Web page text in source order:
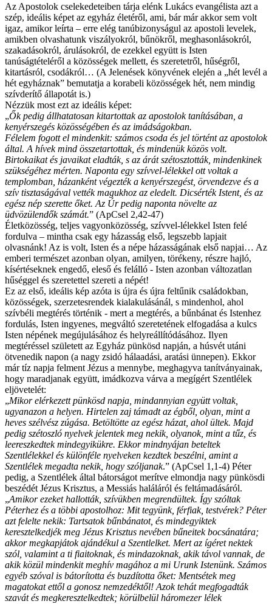
Az Apostolok cselekedeteiben tárja elénk Lukács evangélista azt a
szép, ideális képet az egyház életéről, ami, bár már akkor sem volt
igaz, amikor leírta – erre elég tanúbizonyságul az apostoli levelek,
amikben olvashatunk viszályokról, bűnökről, meghasonlásokról,
szakadásokról, árulásokról, de ezekkel együtt is Isten
tanúságtételéről a közösségek mellett, és szeretetről, hűségről,
kitartásról, csodákról… (A Jelenések könyvének elején a „hét levél a
hét egyháznak” bemutatja a korabeli közösségek hét, nem mindig
szívderítő állapotát is.)
Nézzük most ezt az ideális képet:
„Ők pedig állhatatosan kitartottak az apostolok tanításában, a
kenyérszegés közösségében és az imádságokban.
Félelem fogott el mindenkit: számos csoda és jel történt az apostolok
által. A hívek mind összetartottak, és mindenük közös volt.
Birtokaikat és javaikat eladták, s az árát szétosztották, mindenkinek
szükségéhez mérten. Naponta egy szívvel-lélekkel ott voltak a
templomban, házanként végezték a kenyérszegést, örvendezve és a
szív tisztaságával vették magukhoz az eledelt. Dicsérték Istent, és az
egész nép szerette őket. Az Úr pedig naponta növelte az
üdvözülendők számát.” (ApCsel 2,42-47)
Életközösség, teljes vagyonközösség, szívvel-lélekkel Isten felé
fordulva – mintha csak egy házasság első, legszebb lapjait
olvasnánk! Az is volt, Isten és a népe házasságának első napjai… Az
emberi természet azonban olyan, amilyen, törékeny, részre hajló,
kísértéseknek engedő, eleső és felálló - Isten azonban változatlan
hűséggel és szeretettel szereti a népét!
Ez az első, ideális kép azóta is újra és újra feltűnik családokban,
közösségek, szerzetesrendek kialakulásánál, s mindenhol, ahol
szívbéli megtérés történik - mert a megtérés, a bűnbánat és Istenhez
fordulás, Isten ingyenes, megváltó szeretetének elfogadása a kulcs
Isten népének megújulásához és helyreállítódásához. Ilyen
megtéréssel született az Egyház pünkösd napján, a húsvét utáni
ötvenedik napon (a nagy zsidó hálaadási, aratási ünnepen). Ekkor
már tíz napja felment Jézus a mennybe, meghagyva tanítványainak,
hogy maradjanak együtt, imádkozva várva a megígért Szentlélek
eljövetelét:
„Mikor elérkezett pünkösd napja, mindannyian együtt voltak,
ugyanazon a helyen. Hirtelen zaj támadt az égből, olyan, mint a
heves szélvész zúgása. Betöltötte az egész házat, ahol ültek. Majd
pedig szétoszló nyelvek jelentek meg nekik, olyanok, mint a tűz, és
leereszkedtek mindegyikükre. Ekkor mindnyájan beteltek
Szentlélekkel és különféle nyelveken kezdtek beszélni, amint a
Szentlélek megadta nekik, hogy szóljanak.” (ApCsel 1,1-4) Péter
pedig, a Szentlélek által bátorságot merítve elmondja nagy pünkösdi
beszédét Jézus Krisztus, a Messiás haláláról és feltámadásáról.
„Amikor ezeket hallották, szívükben megrendültek. Így szóltak
Péterhez és a többi apostolhoz: Mit tegyünk, férfiak, testvérek? Péter
azt felelte nekik: Tartsatok bűnbánatot, és mindegyiktek
keresztelkedjék meg Jézus Krisztus nevében bűneitek bocsánatára;
akkor megkapjátok ajándékul a Szentlelket. Mert az ígéret nektek
szól, valamint a ti fiaitoknak, és mindazoknak, akik távol vannak, de
akik közül mindenkit meghív magához a mi Urunk Istenünk. Számos
egyéb szóval is bátorította és buzdította őket: Mentsétek meg
magatokat ettől a gonosz nemzedéktől! Azok tehát megfogadták
szavát és megkeresztelkedtek; körülbelül háromezer lélek